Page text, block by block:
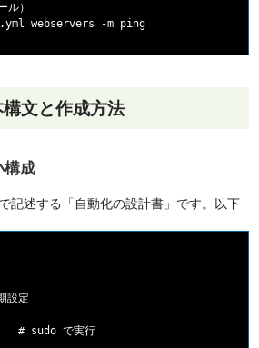
）
文と作成方法
成
記述する「自動化の設計書」です。以下
設定
# sudo で実行